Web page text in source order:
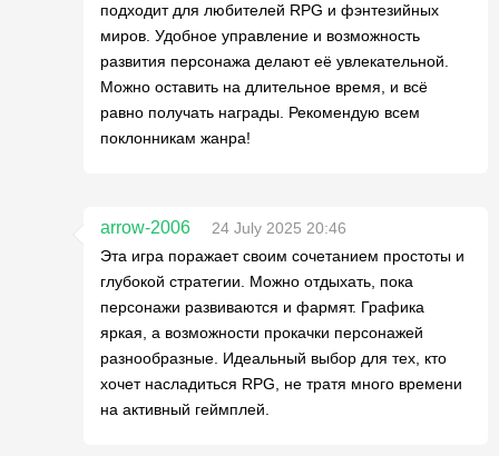
подходит для любителей RPG и фэнтезийных
миров. Удобное управление и возможность
развития персонажа делают её увлекательной.
Можно оставить на длительное время, и всё
равно получать награды. Рекомендую всем
поклонникам жанра!
arrow-2006
24 July 2025 20:46
Эта игра поражает своим сочетанием простоты и
глубокой стратегии. Можно отдыхать, пока
персонажи развиваются и фармят. Графика
яркая, а возможности прокачки персонажей
разнообразные. Идеальный выбор для тех, кто
хочет насладиться RPG, не тратя много времени
на активный геймплей.